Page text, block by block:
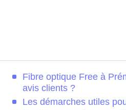
Fibre optique Free à
avis clients ?
Les démarches utiles